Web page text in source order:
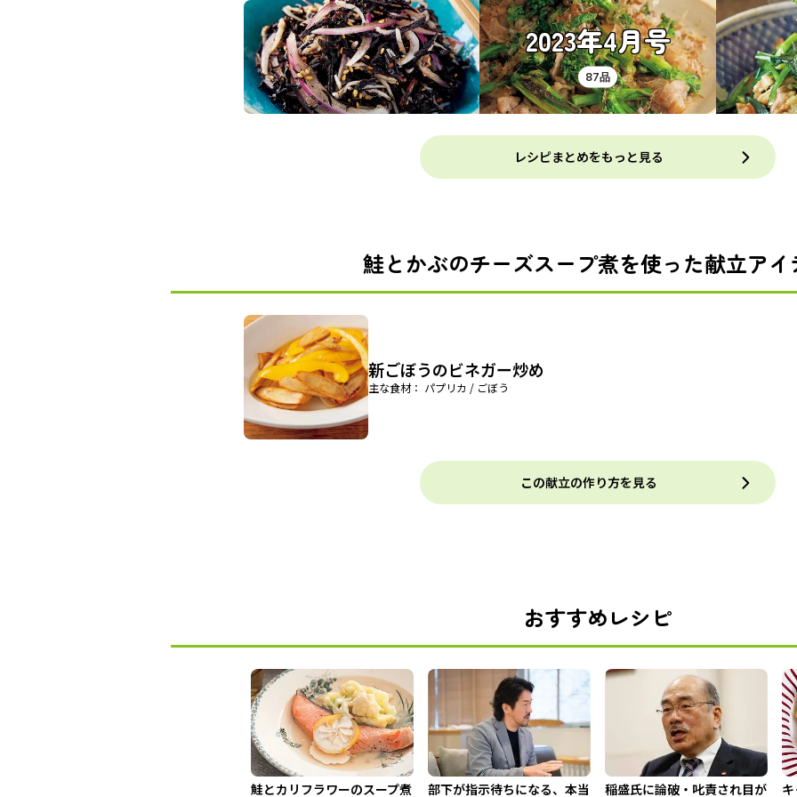
2023年4月号
87品
レシピまとめをもっと見る
鮭とかぶのチーズスープ煮を使った献立アイ
新ごぼうのビネガー炒め
主な食材： パプリカ / ごぼう
この献立の作り方を見る
おすすめレシピ
鮭とカリフラワーのスープ煮
部下が指示待ちになる、本当
稲盛氏に論破・叱責され目が